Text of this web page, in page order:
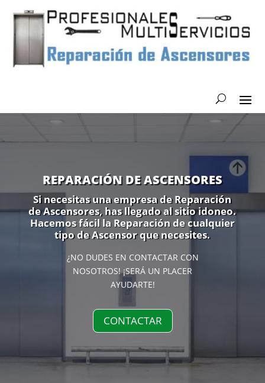
REPARACIÓN DE ASCENSORES
Si necesitas una empresa de Reparación
de Ascensores, has llegado al sitio idoneo.
Hacemos fácil la Reparación de cualquier
tipo de Ascensor que necesites.
¿NO DUDES EN CONTACTAR CON
NOSOTROS! ¡SERÁ UN PLACER
AYUDARTE!
CONTACTAR